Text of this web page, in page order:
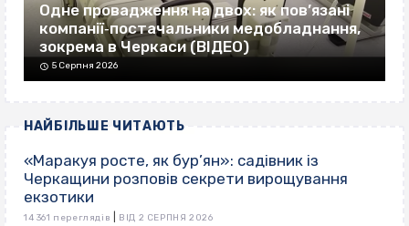
Одне провадження на двох: як пов’язані
компанії‐постачальники медобладнання,
зокрема в Черкаси (ВІДЕО)
5 Серпня 2026
НАЙБІЛЬШЕ ЧИТАЮТЬ
«Маракуя росте, як бур’ян»: садівник із
Черкащини розповів секрети вирощування
екзотики
14 361 переглядів ВІД 2 СЕРПНЯ 2026